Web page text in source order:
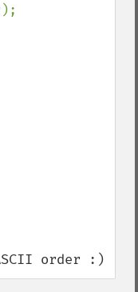
);
order :)